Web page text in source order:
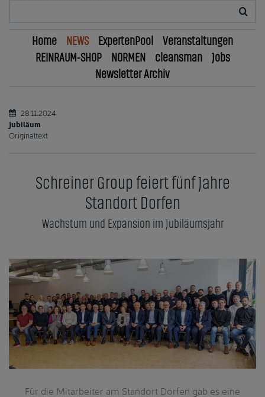
Home NEWS ExpertenPool
Veranstaltungen
REINRAUM-SHOP
NORMEN cleansman
Jobs
Newsletter Archiv
28.11.2024
Jubiläum
Originaltext
Schreiner Group feiert fünf Jahre
Standort Dorfen
Wachstum und Expansion im Jubiläumsjahr
Für die Mitarbeiter am Standort Dorfen gab es eine